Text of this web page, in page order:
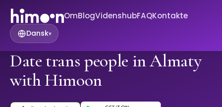
OmBlogVidenshubFAQKontakte
Dansk▾
Date trans people in Almaty
with Himoon